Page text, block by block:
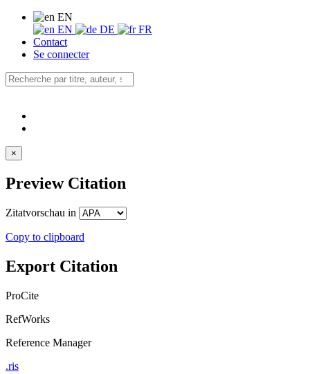
EN
EN
DE
FR
Contact
Se connecter
×
Preview Citation
Zitatvorschau in
Copy to clipboard
Export Citation
ProCite
RefWorks
Reference Manager
.ris